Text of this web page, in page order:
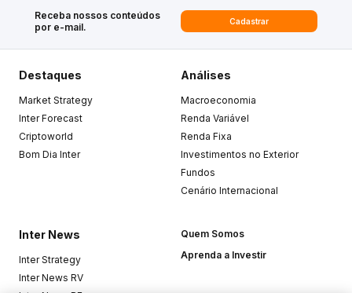
Receba nossos conteúdos
por e-mail.
Cadastrar
Destaques
Market Strategy
Inter Forecast
Criptoworld
Bom Dia Inter
Análises
Macroeconomia
Renda Variável
Renda Fixa
Investimentos no Exterior
Fundos
Cenário Internacional
Inter News
Inter Strategy
Inter News RV
Quem Somos
Aprenda a Investir